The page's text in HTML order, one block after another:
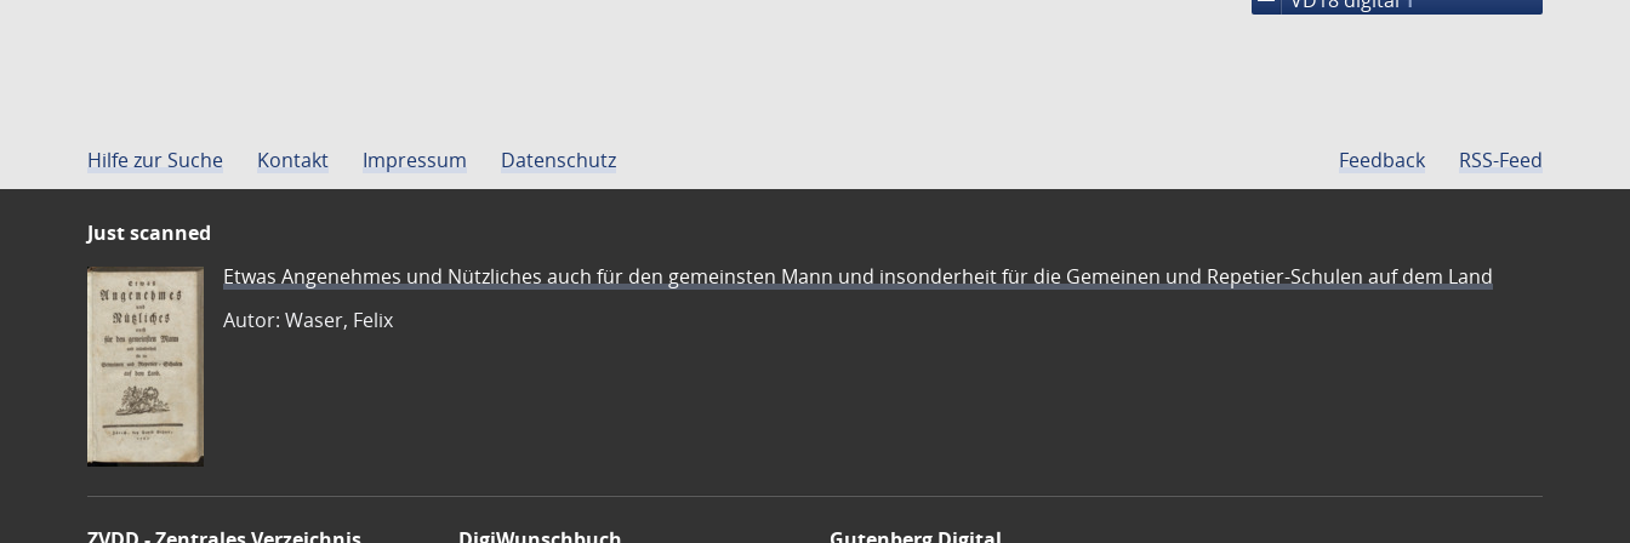
Hilfe zur Suche Kontakt Impressum Datenschutz Feedback RSS-Feed
Just scanned
Etwas Angenehmes und Nützliches auch für den gemeinsten Mann und insonderheit für die Gemeinen und Repetier-Schulen auf dem Land
Autor: Waser, Felix